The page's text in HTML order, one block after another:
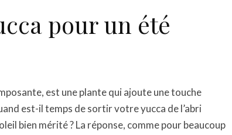
pour un été
est une plante qui ajoute une touche
est-il temps de sortir votre yucca de l’abri
bien mérité ? La réponse, comme pour beaucoup